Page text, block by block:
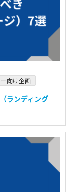
向け企画
ランディング